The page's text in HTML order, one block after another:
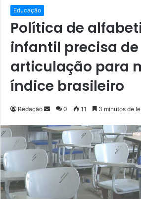
Educação
Política de
infantil precisa
articulação para
índice brasileiro
Redação
n
d
e
u
0 11 3 minutos de